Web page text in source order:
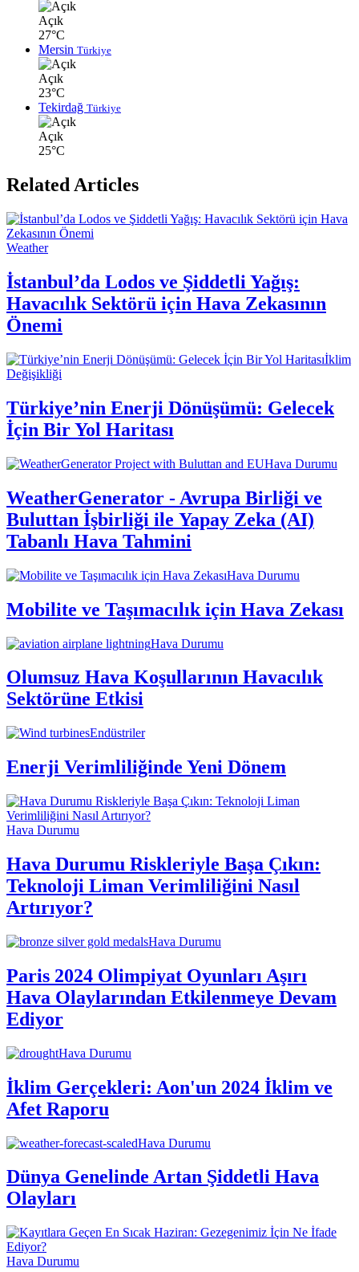
Açık
27°C
Mersin Türkiye
Açık
23°C
Tekirdağ Türkiye
Açık
25°C
Related Articles
Weather
İstanbul’da Lodos ve Şiddetli Yağış:
Havacılık Sektörü için Hava Zekasının
Önemi
İklim
Değişikliği
Türkiye’nin Enerji Dönüşümü: Gelecek
İçin Bir Yol Haritası
Hava Durumu
WeatherGenerator - Avrupa Birliği ve
Buluttan İşbirliği ile Yapay Zeka (AI)
Tabanlı Hava Tahmini
Hava Durumu
Mobilite ve Taşımacılık için Hava Zekası
Hava Durumu
Olumsuz Hava Koşullarının Havacılık
Sektörüne Etkisi
Endüstriler
Enerji Verimliliğinde Yeni Dönem
Hava Durumu
Hava Durumu Riskleriyle Başa Çıkın:
Teknoloji Liman Verimliliğini Nasıl
Artırıyor?
Hava Durumu
Paris 2024 Olimpiyat Oyunları Aşırı
Hava Olaylarından Etkilenmeye Devam
Ediyor
Hava Durumu
İklim Gerçekleri: Aon'un 2024 İklim ve
Afet Raporu
Hava Durumu
Dünya Genelinde Artan Şiddetli Hava
Olayları
Hava Durumu